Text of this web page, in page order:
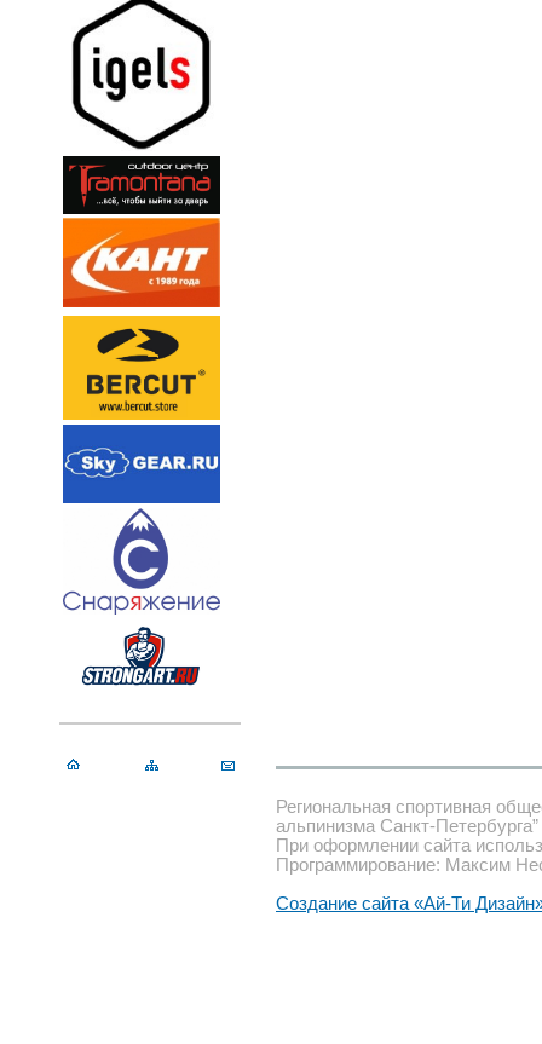
Региональная спортивная
альпинизма Санкт-Петербурга”
При оформлении сайта
Программирование: Максим
Создание сайта «Ай-Ти